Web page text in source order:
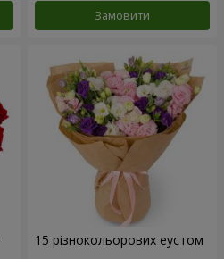
Замовити
15 різнокольорових еустом